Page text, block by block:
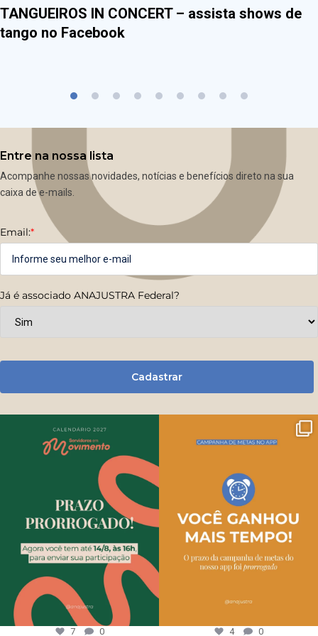
TANGUEIROS IN CONCERT – assista shows de
tango no Facebook
Entre na nossa lista
Acompanhe nossas novidades, notícias e benefícios direto na sua
caixa de e-mails.
Email:*
Já é associado ANAJUSTRA Federal?
Cadastrar
7 0 4 0